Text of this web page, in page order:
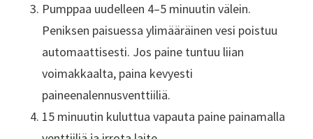
Pumppaa uudelleen 4–5 minuutin välein.
Peniksen paisuessa ylimääräinen vesi poistuu
automaattisesti. Jos paine tuntuu liian
voimakkaalta, paina kevyesti
paineenalennusventtiiliä.
15 minuutin kuluttua vapauta paine painamalla